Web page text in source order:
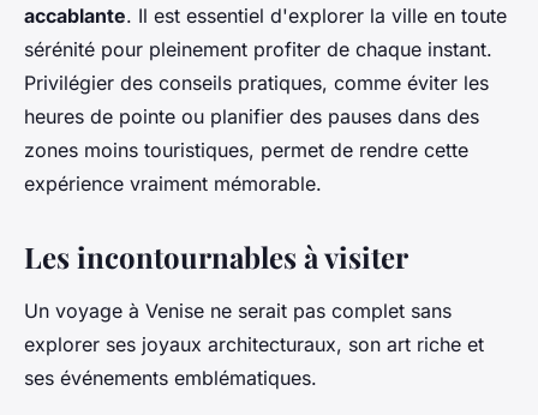
accablante. Il est essentiel d'explorer la ville en toute
sérénité pour pleinement profiter de chaque instant.
Privilégier des conseils pratiques, comme éviter les
heures de pointe ou planifier des pauses dans des
zones moins touristiques, permet de rendre cette
expérience vraiment mémorable.
Les incontournables à visiter
Un voyage à Venise ne serait pas complet sans
explorer ses joyaux architecturaux, son art riche et
ses événements emblématiques.